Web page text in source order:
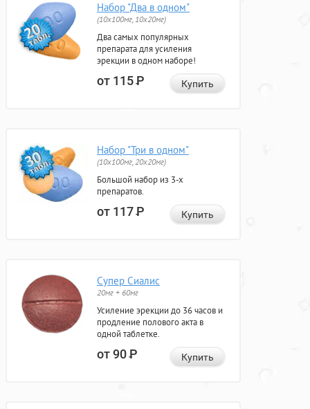
Набор "Два в одном"
(10x100мг, 10x20мг)
Два самых популярных
препарата для усиления
эрекции в одном наборе!
от 115Р Купить
Набор "Три в одном"
(10x100мг, 20x20мг)
Большой набор из 3-х
препаратов.
от 117Р Купить
Супер Сиалис
20мг + 60мг
Усиление эрекции до 36 часов и
продление полового акта в
одной таблетке.
от 90Р Купить